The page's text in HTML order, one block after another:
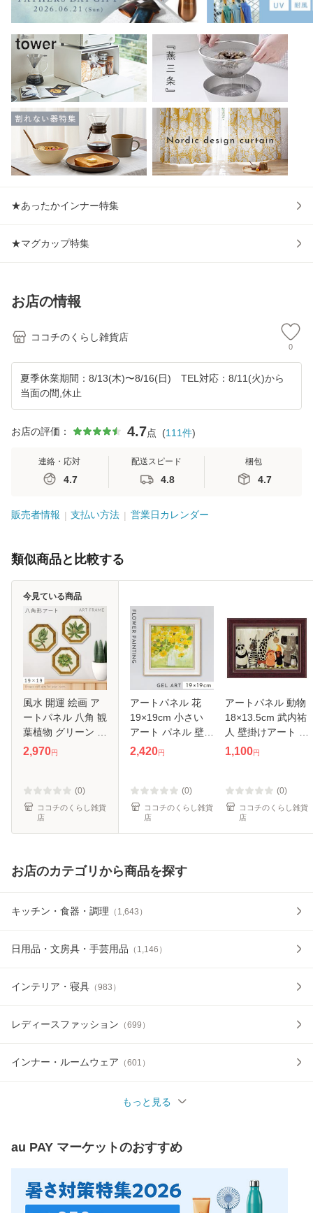
★あったかインナー特集
★マグカップ特集
お店の情報
ココチのくらし雑貨店
0
夏季休業期間：8/13(木)〜8/16(日) TEL対応：8/11(火)から
当面の間,休止
お店の評価： 4.7点 (111件)
連絡・応対
4.7
配送スピード
4.8
梱包
4.7
販売者情報 支払い方法 営業日カレンダー
類似商品と比較する
風水 開運 絵画 ア
ートパネル 八角 観
葉植物 グリーン 多
肉植物 サボテン 玄
ン 北欧 ミニ アー
ト
2,970円
(0)
ココチのくらし雑貨
店
今見ている商品
アートパネル 花
19×19cm 小さい
アート パネル 壁掛
け 額入り フレーム
ン 玄関 ファリダ
ザマン
2,420円
(0)
ココチのくらし雑貨
店
アートパネル 動物
18×13.5cm 武内祐
人 壁掛けアート ア
ート パネル 北欧
ア 小さい 絵 かわ
いい お
1,100円
(0)
ココチのくらし雑貨
店
お店のカテゴリから商品を探す
キッチン・食器・調理 （ 1,643 ）
日用品・文房具・手芸用品 （ 1,146 ）
インテリア・寝具 （983 ）
レディースファッション （699 ）
インナー・ルームウェア （601 ）
もっと見る
au PAY マーケットのおすすめ